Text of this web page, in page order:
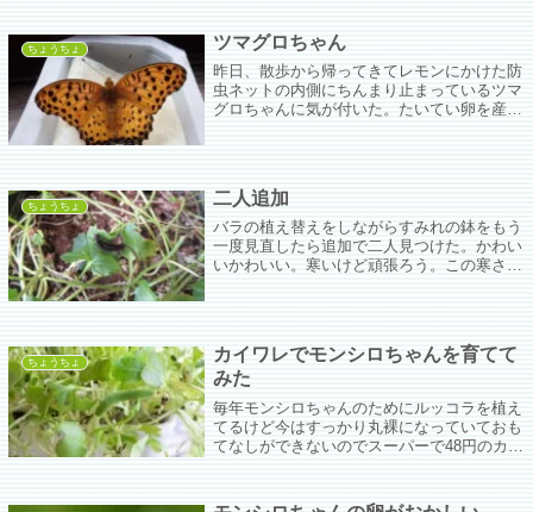
ちょうちょ ツマグロちゃん
昨日、散歩から帰ってきてレモンにかけた防
虫ネットの内側にちんまり止まっているツマ
グロちゃんに気が付いた。たいてい卵を産み
模様。少しばかり寒かったから一晩うちに泊
まっていってもらうことにした。
ちょうちょ 二人追加
バラの植え替えをしながらすみれの鉢をもう
一度見直したら追加で二人見つけた。かわい
いかわいい。寒いけど頑張ろう。この寒さ、
ちょうちょ
カイワレでモンシロちゃんを育てて
みた
毎年モンシロちゃんのためにルッコラを植え
てるけど今はすっかり丸裸になっていておも
てなしができないのでスーパーで48円のカイ